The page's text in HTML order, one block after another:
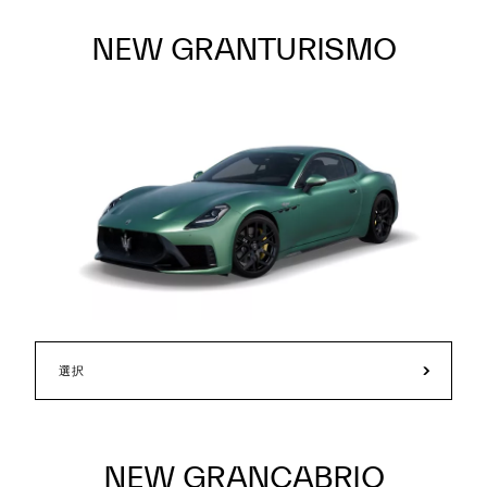
NEW GRANTURISMO
選択
NEW GRANCABRIO